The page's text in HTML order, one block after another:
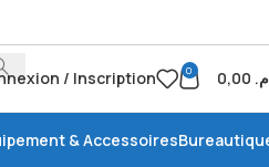
/ Inscription 0
& Accessoires